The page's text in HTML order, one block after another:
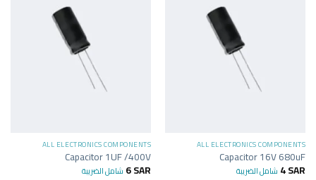
ALL ELECTRONICS COMPONENTS
Capacitor 16V 680uF
4SAR شامل الضريبة
ALL ELECTRONICS COMPONENTS
Capacitor 1UF /400V
6SAR شامل الضريبة